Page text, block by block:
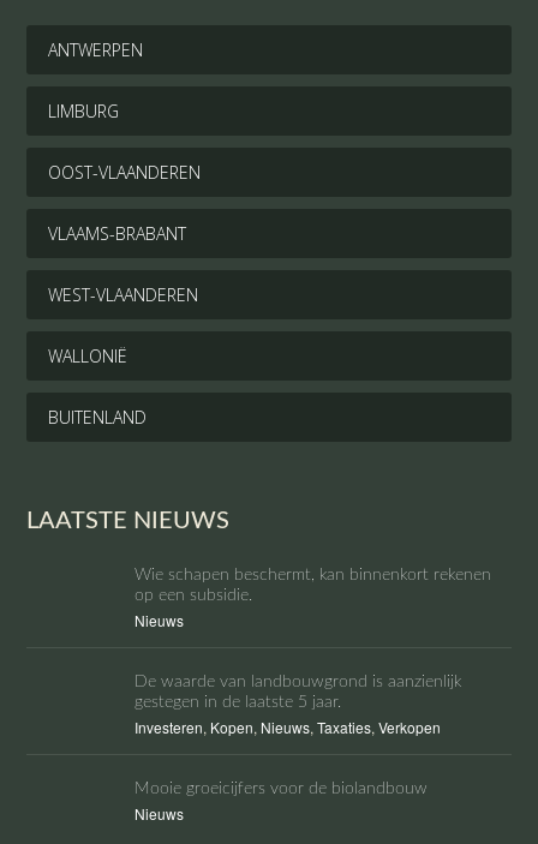
ANTWERPEN
LIMBURG
OOST-VLAANDEREN
VLAAMS-BRABANT
WEST-VLAANDEREN
WALLONIË
BUITENLAND
LAATSTE NIEUWS
Wie schapen beschermt, kan binnenkort rekenen
op een subsidie.
Nieuws
De waarde van landbouwgrond is aanzienlijk
gestegen in de laatste 5 jaar.
Investeren, Kopen, Nieuws,Taxaties,Verkopen
Mooie groeicijfers voor de biolandbouw
Nieuws